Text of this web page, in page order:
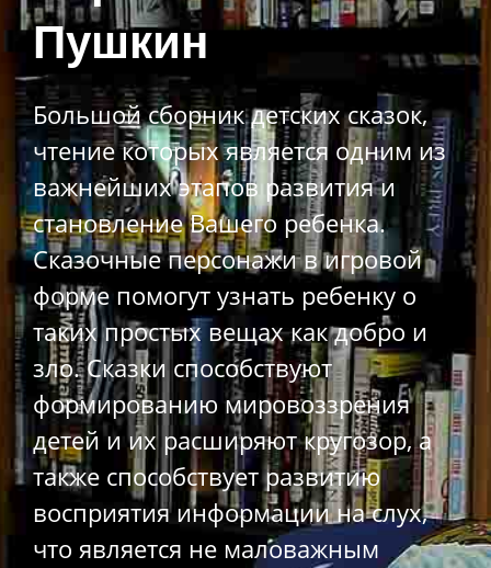
Пушкин
Большой сборник детских сказок,
чтение которых является одним из
важнейших этапов развития и
становление Вашего ребенка.
Сказочные персонажи в игровой
форме помогут узнать ребенку о
таких простых вещах как добро и
зло. Сказки способствуют
формированию мировоззрения
детей и их расширяют кругозор, а
также способствует развитию
восприятия информации на слух,
что является не маловажным